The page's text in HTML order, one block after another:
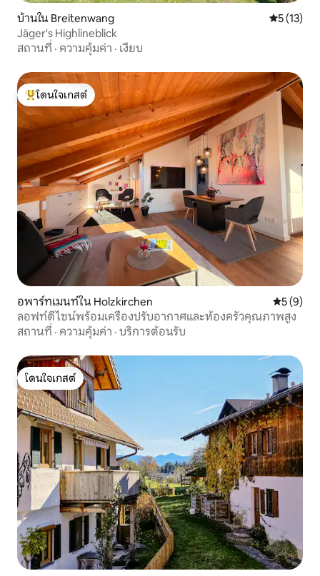
บ้านใน Breitenwang คะแนนเฉลี่
5 (13)
Jäger's Highlineblick
สถานที่ · ความคุ้มค่า · เงียบ
โดนใจเกสต์ที่สุด
โดนใจเกสต์
อพาร์ทเมนท์ใน Holzkirchen คะแนนเฉ
5 (9)
ลอฟท์ดีไซน์พร้อมเครื่องปรับอากาศและห้องครัวคุณภาพสูง
สถานที่ · ความคุ้มค่า · บริการต้อนรับ
โดนใจเกสต์
โดนใจเกสต์